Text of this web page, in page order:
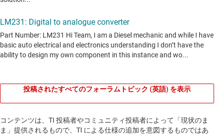
投稿されたすべてのフォーラムトピック (英語) を表示
コンテンツは、TI 投稿者やコミュニティ投稿者によって「現状のま
ま」提供されるもので、TI による仕様の追加を意図するものではあ